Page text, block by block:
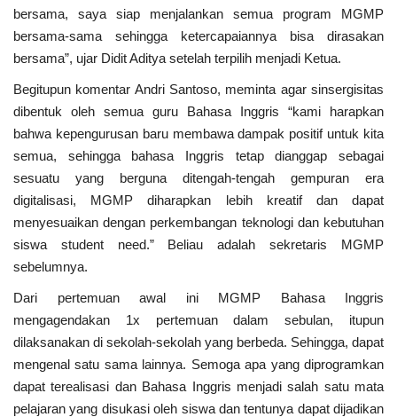
bersama, saya siap menjalankan semua program MGMP
bersama-sama sehingga ketercapaiannya bisa dirasakan
bersama”, ujar Didit Aditya setelah terpilih menjadi Ketua.
Begitupun komentar Andri Santoso, meminta agar sinsergisitas
dibentuk oleh semua guru Bahasa Inggris “kami harapkan
bahwa kepengurusan baru membawa dampak positif untuk kita
semua, sehingga bahasa Inggris tetap dianggap sebagai
sesuatu yang berguna ditengah-tengah gempuran era
digitalisasi, MGMP diharapkan lebih kreatif dan dapat
menyesuaikan dengan perkembangan teknologi dan kebutuhan
siswa student need.” Beliau adalah sekretaris MGMP
sebelumnya.
Dari pertemuan awal ini MGMP Bahasa Inggris
mengagendakan 1x pertemuan dalam sebulan, itupun
dilaksanakan di sekolah-sekolah yang berbeda. Sehingga, dapat
mengenal satu sama lainnya. Semoga apa yang diprogramkan
dapat terealisasi dan Bahasa Inggris menjadi salah satu mata
pelajaran yang disukasi oleh siswa dan tentunya dapat dijadikan